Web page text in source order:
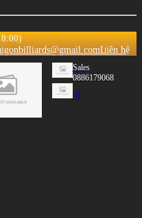
Liên hệ
Sales
0886179068
0